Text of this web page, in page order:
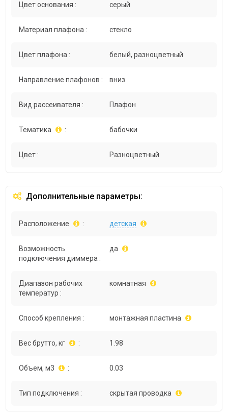
Цвет основания : серый
Материал плафона : стекло
Цвет плафона : белый, разноцветный
Направление плафонов : вниз
Вид рассеивателя : Плафон
Тематика : бабочки
Цвет : Разноцветный
Дополнительные параметры:
Расположение : детская
Возможность
подключения диммера :
да
Диапазон рабочих
температур :
комнатная
Способ крепления : монтажная пластина
Вес брутто, кг : 1.98
Объем, м3 : 0.03
Тип подключения : скрытая проводка